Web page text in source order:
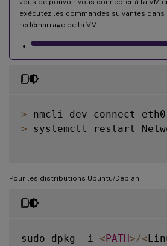
exécutez les commandes suivantes
redémarrage de la VM :
>
> systemctl restart
Pour les distributions Ubuntu/Debian :
sudo dpkg - i <PATH>/<